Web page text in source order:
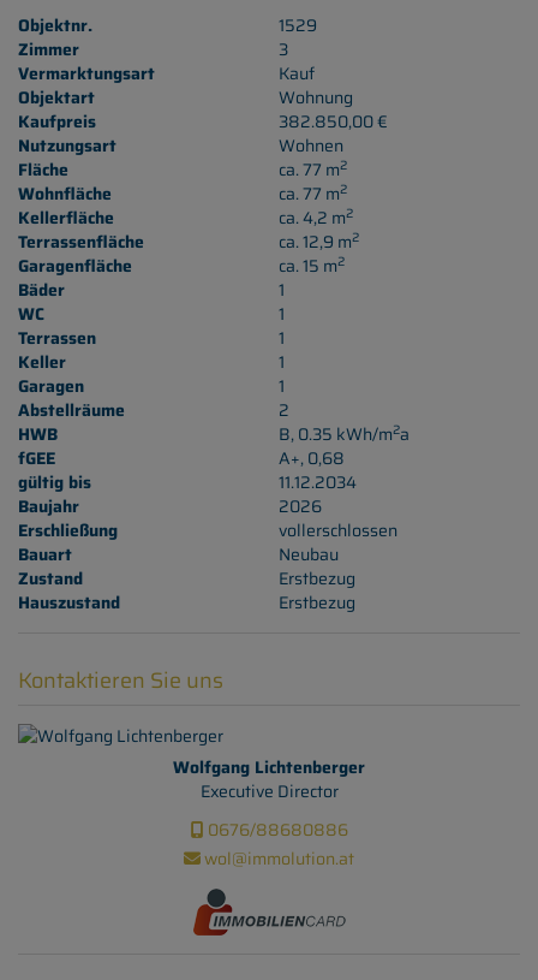
Objektnr.
1529
Zimmer
3
Vermarktungsart
Kauf
Objektart
Wohnung
Kaufpreis
382.850,00 €
Nutzungsart
Wohnen
Fläche
ca. 77 m2
Wohnfläche ca. 77 m2
Kellerfläche ca. 4,2 m2
Terrassenfläche ca. 12,9 m2
Garagenfläche ca. 15 m2
Bäder
1
WC
1
Terrassen
1
Keller
1
Garagen
1
Abstellräume
2
HWB
B, 0.35 kWh/m2a
fGEE
A+, 0,68
gültig bis
11.12.2034
Baujahr
2026
Erschließung
vollerschlossen
Bauart
Neubau
Zustand
Erstbezug
Hauszustand
Erstbezug
Kontaktieren Sie uns
Wolfgang Lichtenberger
Executive Director
0676/88680886
wol@immolution.at